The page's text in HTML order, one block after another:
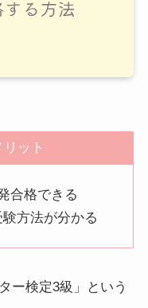
ット
合格できる
方法が分かる
ー検定3級」という